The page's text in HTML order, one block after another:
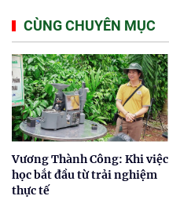
CÙNG CHUYÊN MỤC
Vương Thành Công: Khi việc
học bắt đầu từ trải nghiệm
thực tế